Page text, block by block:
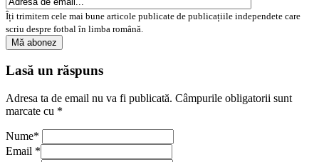
Îți trimitem cele mai bune articole publicate de publicațiile independete care
scriu despre fotbal în limba română.
Lasă un răspuns
Adresa ta de email nu va fi publicată. Câmpurile obligatorii sunt
marcate cu *
Nume*
Email *